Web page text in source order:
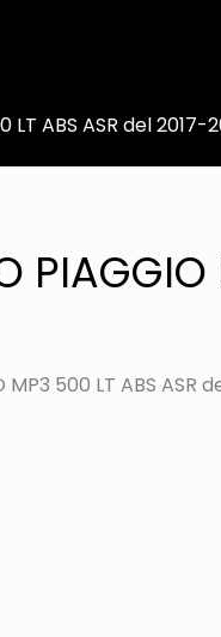
LT ABS ASR del 2017-
500 LT ABS ASR